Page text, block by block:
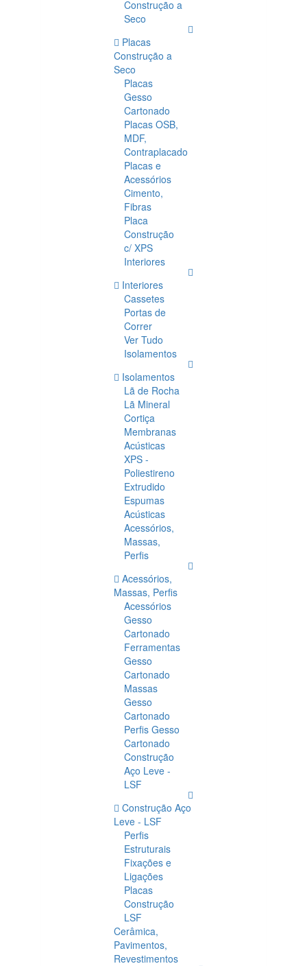
Construção a
Seco
Placas
Construção a
Seco
Placas
Gesso
Cartonado
Placas OSB,
MDF,
Contraplacado
Placas e
Acessórios
Cimento,
Fibras
Placa
Construção
c/ XPS
Interiores
Interiores
Cassetes
Portas de
Correr
Ver Tudo
Isolamentos
Isolamentos
Lã de Rocha
Lã Mineral
Cortiça
Membranas
Acústicas
XPS -
Poliestireno
Extrudido
Espumas
Acústicas
Acessórios,
Massas,
Perfis
Acessórios,
Massas, Perfis
Acessórios
Gesso
Cartonado
Ferramentas
Gesso
Cartonado
Massas
Gesso
Cartonado
Perfis Gesso
Cartonado
Construção
Aço Leve -
LSF
Construção Aço
Leve - LSF
Perfis
Estruturais
Fixações e
Ligações
Placas
Construção
LSF
Cerâmica,
Pavimentos,
Revestimentos